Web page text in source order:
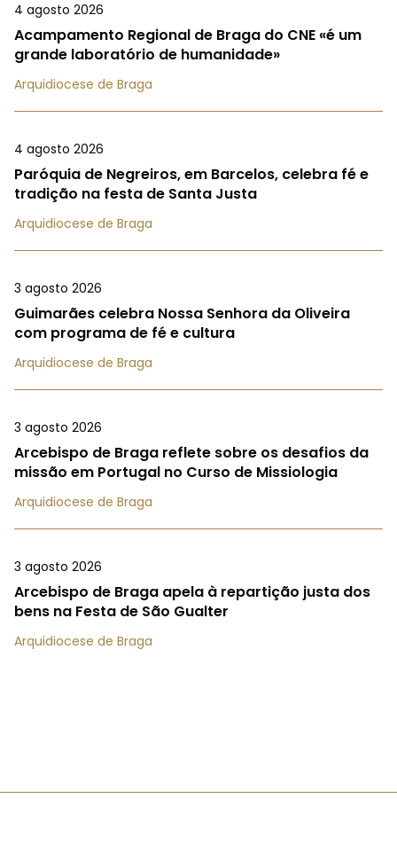
4 agosto 2026
Acampamento Regional de Braga do CNE «é um
grande laboratório de humanidade»
Arquidiocese de Braga
4 agosto 2026
Paróquia de Negreiros, em Barcelos, celebra fé e
tradição na festa de Santa Justa
Arquidiocese de Braga
3 agosto 2026
Guimarães celebra Nossa Senhora da Oliveira
com programa de fé e cultura
Arquidiocese de Braga
3 agosto 2026
Arcebispo de Braga reflete sobre os desafios da
missão em Portugal no Curso de Missiologia
Arquidiocese de Braga
3 agosto 2026
Arcebispo de Braga apela à repartição justa dos
bens na Festa de São Gualter
Arquidiocese de Braga